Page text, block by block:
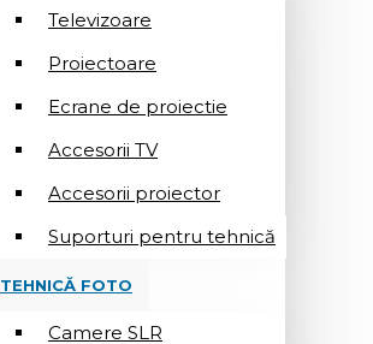
Televizoare
Proiectoare
Ecrane de proiectie
Accesorii TV
Accesorii proiector
Suporturi pentru tehnică
TEHNICĂ FOTO
Camere SLR